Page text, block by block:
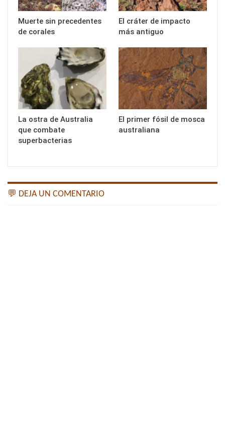
Muerte sin precedentes
de corales
El cráter de impacto
más antiguo
La ostra de Australia
que combate
superbacterias
El primer fósil de mosca
australiana
💬 DEJA UN COMENTARIO